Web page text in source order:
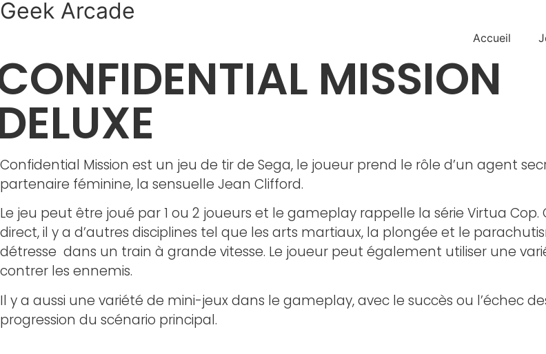
Aller
Geek Arcade
Accueil
MISSION
Confidential Mission est un jeu de tir de Sega, le joueur prend le rôle d’un agent
partenaire féminine, la sensuelle Jean Clifford.
Le jeu peut être joué par 1 ou 2 joueurs et le gameplay rappelle la série Virtua
direct, il y a d’autres disciplines tel que les arts martiaux, la plongée et le
détresse dans un train à grande vitesse. Le joueur peut également utiliser une
contrer les ennemis.
Il y a aussi une variété de mini-jeux dans le gameplay, avec le succès ou l’échec
progression du scénario principal.